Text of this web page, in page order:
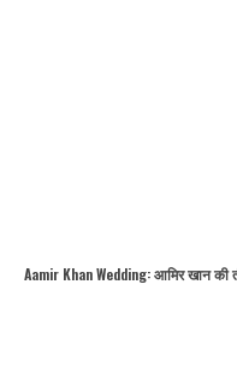
Aamir Khan Wedding: आमिर खान की